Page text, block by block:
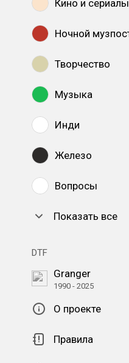
Кино и сериалы
Творчество
Музыка
Инди
Железо
Вопросы
Показать все
DTF
Granger
1990 - 2025
О проекте
Правила